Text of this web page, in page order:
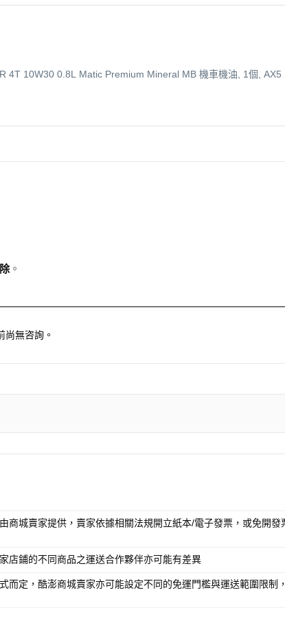
4T 10W30 0.8L Matic Premium Mineral MB 機車機油, 1個, AX5
。
尚無咨詢。
商城賣家提供，賣家依據相關法規開立紙本/電子發票，或免開
店鋪的不同商品之運送合作夥伴亦可能有差異
而定，酷澎商城賣家亦可能設定不同的免運門檻與運送範圍限制